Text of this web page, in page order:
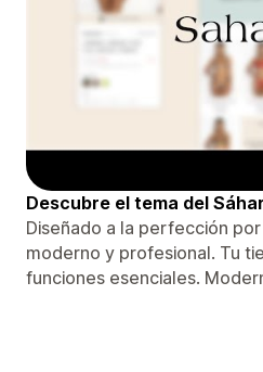
Descubre el tema del
Diseñado a la perfección
moderno y profesional. Tu
funciones esenciales.